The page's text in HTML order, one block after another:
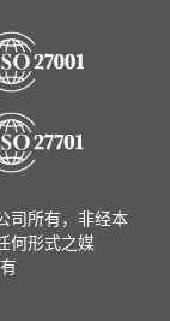
司所有，非经本
何形式之媒